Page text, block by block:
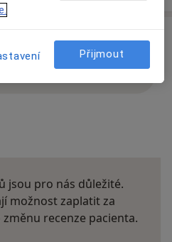
jsou pro nás důležité.
možnost zaplatit za
recenze pacienta.
Přijmout